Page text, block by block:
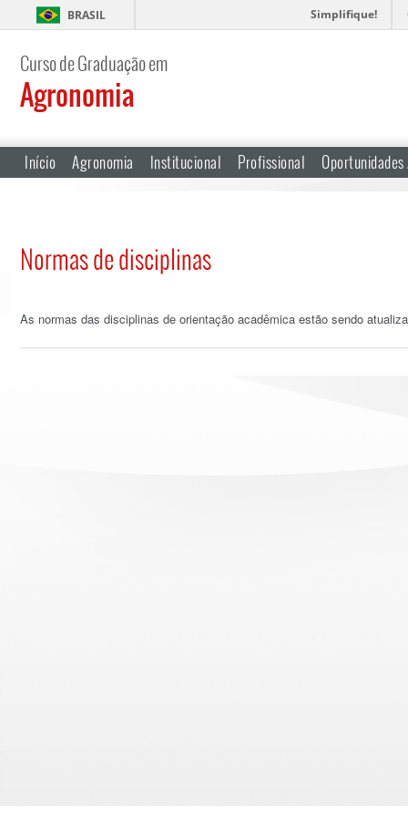
BRASIL Simplifique!
Curso de Graduação em
Agronomia
Início Agronomia Institucional Profissional
Normas de disciplinas
As normas das disciplinas de orientação acadêmica estão sendo